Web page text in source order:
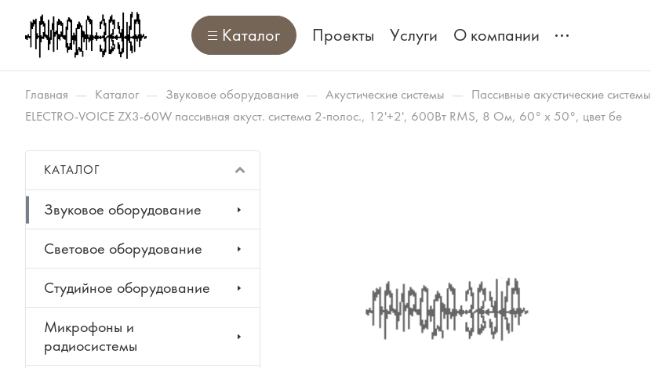
Каталог Проекты Услуги О компании
Главная — Каталог — Звуковое оборудование — Акустические системы — Пассивные акустические системы
ELECTRO-VOICE ZX3-60W пассивная акуст. система 2-полос., 12'+2', 600Вт RMS, 8 Ом, 60° x 50°, цвет бе
КАТАЛОГ
Звуковое оборудование
Световое оборудование
Студийное оборудование
Микрофоны и
радиосистемы